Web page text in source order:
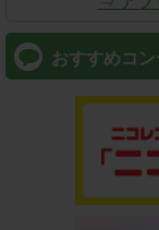
おすすめコ